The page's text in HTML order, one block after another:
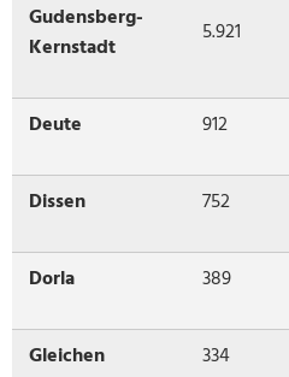
Gudensberg-
Kernstadt
5.921
Deute 912
Dissen 752
Dorla 389
Gleichen 334